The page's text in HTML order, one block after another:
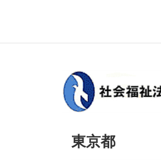
の
ー
ジ
送
東京都